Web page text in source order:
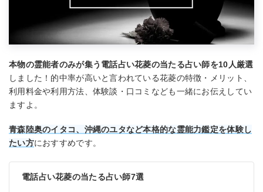
本物の霊能者のみが集う電話占い花菱の当たる占い師を10人厳選
しました！的中率が高いと言われている花菱の特徴・メリット、
利用料金や利用方法、体験談・口コミなども一緒にお伝えしてい
ますよ。
青森陸奥のイタコ、沖縄のユタなど本格的な霊能力鑑定を体験し
たい方におすすめです。
電話占い花菱の当たる占い師7選